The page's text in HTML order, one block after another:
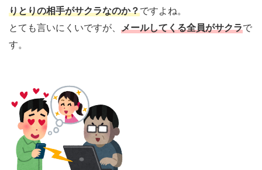
りとりの相手がサクラなのか？ですよね。
とても言いにくいですが、 メールしてくる全員がサクラで
す。